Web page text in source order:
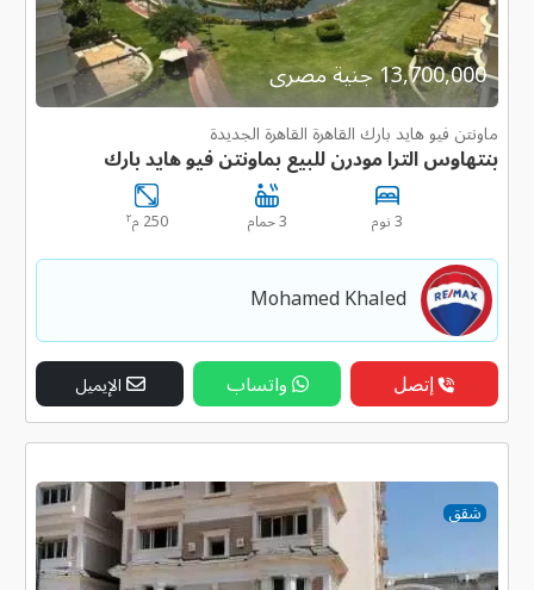
13,700,000 جنية مصرى
ماونتن فيو هايد بارك القاهرة القاهرة الجديدة
بنتهاوس الترا مودرن للبيع بماونتن فيو هايد بارك
3 نوم 3 حمام 250 م ٢
Mohamed Khaled
إتصل واتساب الإيميل
شقق